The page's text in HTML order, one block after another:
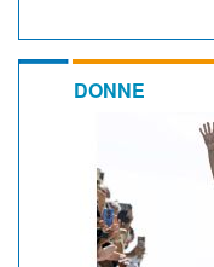
DONNE